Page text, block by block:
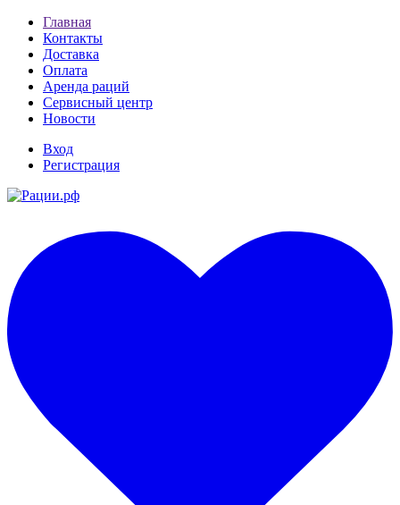
Главная
Контакты
Доставка
Оплата
Аренда раций
Сервисный центр
Новости
Вход
Регистрация